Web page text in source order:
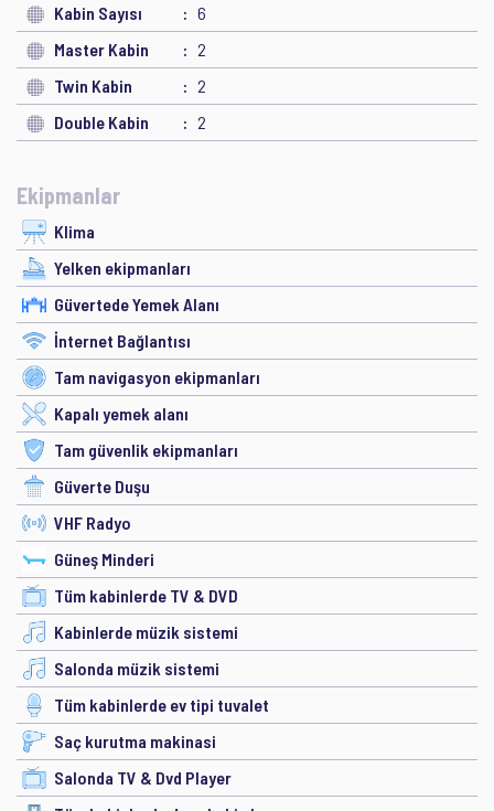
Kabin Sayısı
6
Master Kabin
2
Twin Kabin
2
Double Kabin
2
Ekipmanlar
Klima
Yelken ekipmanları
Güvertede Yemek Alanı
İnternet Bağlantısı
Tam navigasyon ekipmanları
Kapalı yemek alanı
Tam güvenlik ekipmanları
Güverte Duşu
VHF Radyo
Güneş Minderi
Tüm kabinlerde TV & DVD
Kabinlerde müzik sistemi
Salonda müzik sistemi
Tüm kabinlerde ev tipi tuvalet
Saç kurutma makinasi
Salonda TV & Dvd Player